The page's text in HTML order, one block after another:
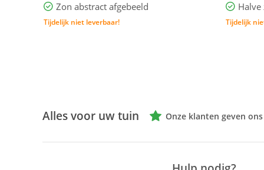
Zon abstract afgebeeld
Tijdelijk niet leverbaar!
Halve
Tijdelijk
Alles voor uw tuin Onze klanten geven